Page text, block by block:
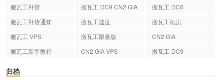
搬瓦工补货
搬瓦工 DC9 CN2 GIA
搬瓦工 DC6
搬瓦工补货通知
搬瓦工速度
搬瓦工机房
搬瓦工 VPS
搬瓦工限量版
CN2 GIA
搬瓦工新手教程
CN2 GIA VPS 搬瓦工 DC9
归档